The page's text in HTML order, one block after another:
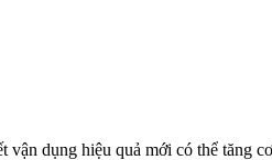
dụng hiệu quả mới có thể tăng